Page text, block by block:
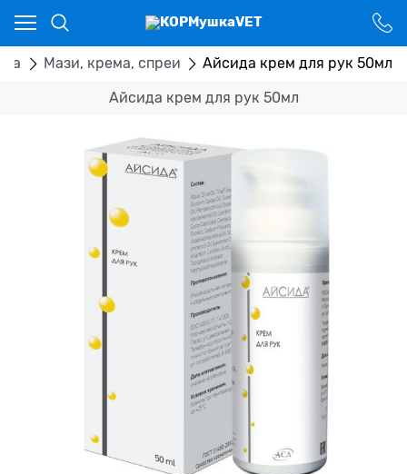
Мази, крема, спреи Айсида крем для рук 50мл
Айсида крем для рук 50мл
Ваш город - Костанай,
угадали?